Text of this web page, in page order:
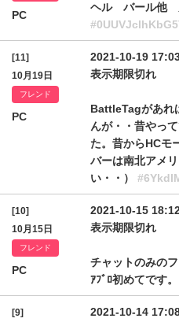
PC
ヘル バール他
[11]
10月19日
フレンド
PC
2021-10-19
表示期限切れ
BattleTagがあれ
んが・・昔やっ
た。昔からHCモ
バーは南北アメ
い・・）
[10]
10月15日
フレンド
PC
2021-10-15
表示期限切れ
チャットのみの
ｱﾌﾞﾛ初めてです。
[9]
2021-10-14